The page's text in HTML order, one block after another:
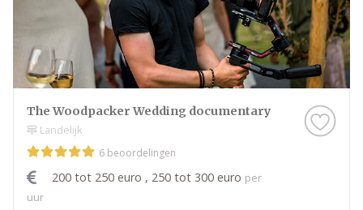
The Woodpacker Wedding documentary
Landelijk
6 beoordelingen
200 tot 250 euro , 250 tot 300 euro per
uur